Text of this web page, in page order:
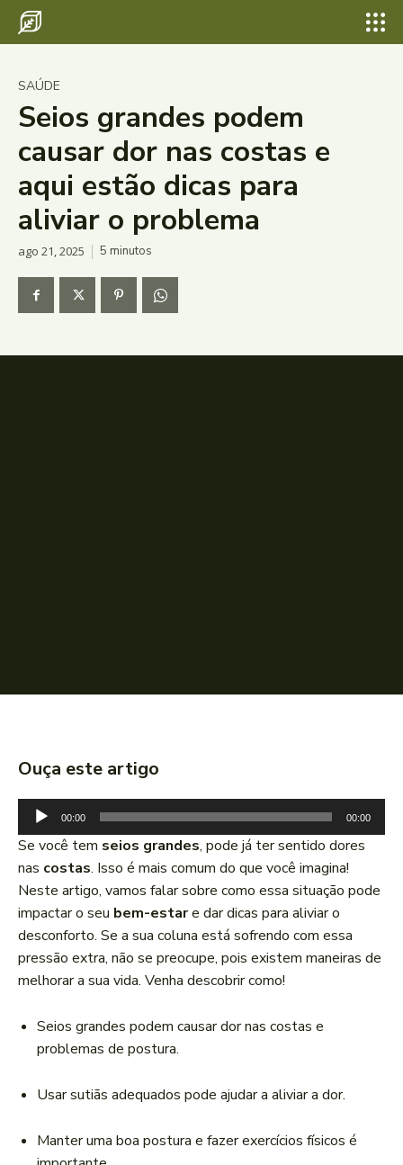
SAÚDE
Seios grandes podem
causar dor nas costas e
aqui estão dicas para
aliviar o problema
ago 21, 2025 5 minutos
Ouça este artigo
o
c
a
d
o
r
d
e
u
o
00:00 00:00
Se você tem seios grandes, pode já ter sentido dores
nas costas. Isso é mais comum do que você imagina!
Neste artigo, vamos falar sobre como essa situação pode
impactar o seu bem-estare dar dicas para aliviar o
desconforto. Se a sua coluna está sofrendo com essa
pressão extra, não se preocupe, pois existem maneiras de
melhorar a sua vida. Venha descobrir como!
Seios grandes podem causar dor nas costas e
problemas de postura.
Usar sutiãs adequados pode ajudar a aliviar a dor.
Manter uma boa postura e fazer exercícios físicos é